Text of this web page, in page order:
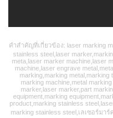
คำสำคัญที่เกี่ยวข้อง: laser marking
stainless steel,laser
meta,laser marker machine,laser
machine,laser engrave
marking,marking metal,marking
marking machine,metal
marker,laser marker,part
equipment,marking
product,marking stainless
marking stainless steel,เลเซอร์มาร์